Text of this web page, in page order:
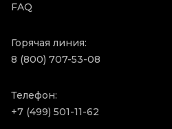
FAQ
Горячая линия:
8 (800) 707-53-08
Телефон:
+7 (499) 501-11-62